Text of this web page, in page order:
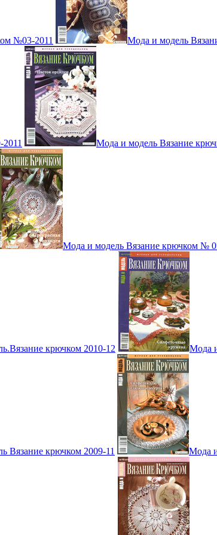
№03-2011 Мода и модель
Мода и модель Вязание
Мода и модель Вязание крючком №
крючком 2010-12 Мода
Вязание крючком 2009-11 Мода